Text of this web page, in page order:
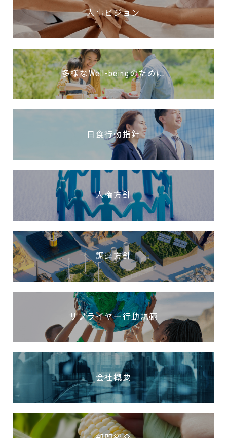
人事ビジョン
多様なWell-beingのために
日食行動指針
人権方針
調達方針
サプライヤー行動規範
会社概要